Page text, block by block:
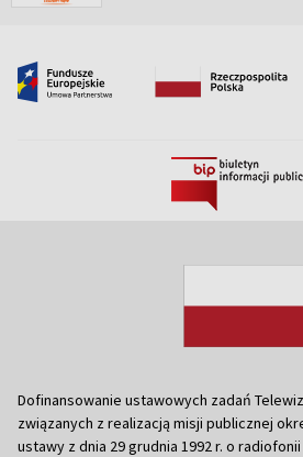
Dofinansowanie ustawowych zadań
związanych z realizacją misji publicznej
ustawy z dnia 29 grudnia 1992 r. o radiofonii